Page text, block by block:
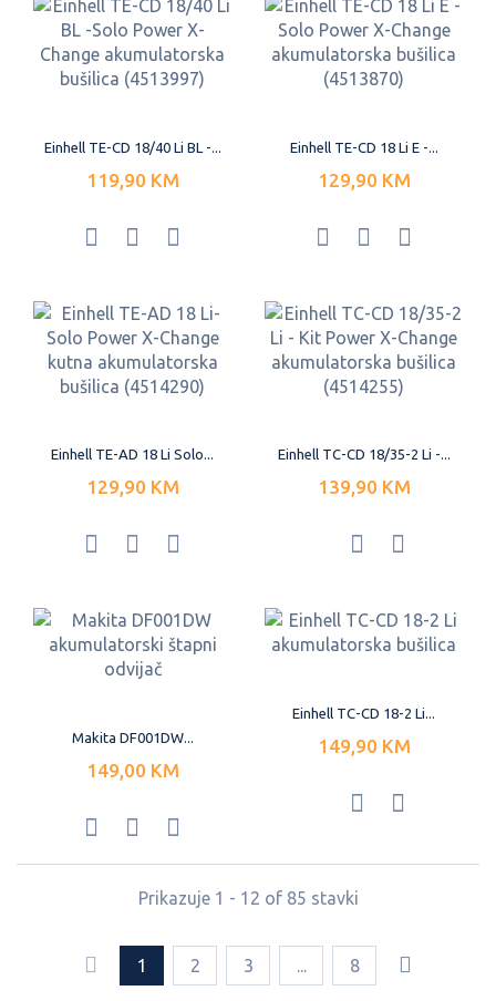
Einhell TE-CD 18/40 Li BL -...
119,90 KM
Einhell TE-CD 18 Li E -...
129,90 KM
Einhell TE-AD 18 Li Solo...
129,90 KM
Einhell TC-CD 18/35-2 Li -...
139,90 KM
Makita DF001DW...
149,00 KM
Einhell TC-CD 18-2 Li...
149,90 KM
Prikazuje 1 - 12 of 85 stavki
1 2 3 ... 8